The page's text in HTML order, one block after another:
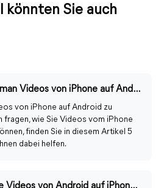
könnten Sie auch
[5 Wege] Wie sendet man Videos von iPhone auf Android?
von iPhone auf Android zu
fragen, wie Sie Videos vom iPhone
finden Sie in diesem Artikel 5
dabei helfen.